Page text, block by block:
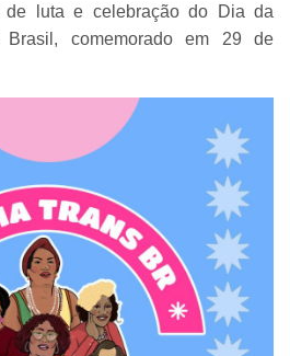
de luta e celebração do Dia da
comemorado em 29 de